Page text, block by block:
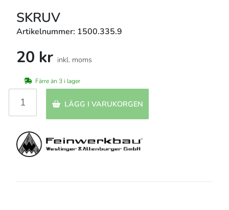
SKRUV
Artikelnummer: 1500.335.9
20 kr inkl. moms
Färre än 3 i lager
LÄGG I VARUKORGEN